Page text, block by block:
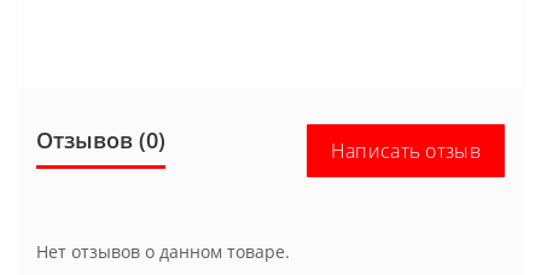
Отзывов (0) Написать отзыв
Нет отзывов о данном товаре.